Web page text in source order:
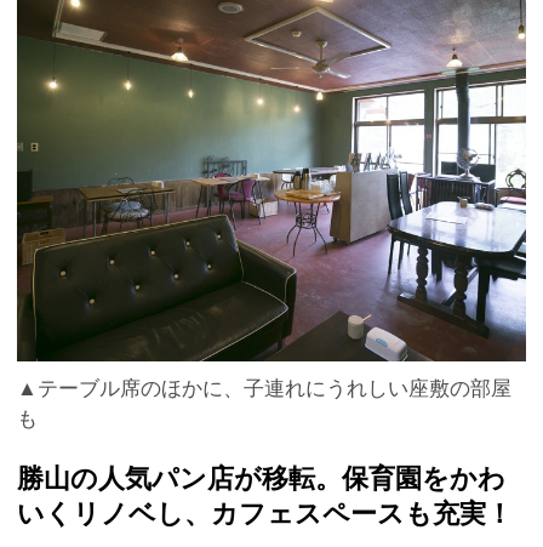
▲テーブル席のほかに、子連れにうれしい座敷の部屋
も
勝山の人気パン店が移転。保育園をかわ
いくリノベし、カフェスペースも充実！